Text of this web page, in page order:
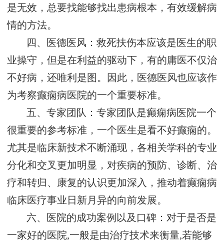
是无效，总要找能够找出患病根本，有效缓解病
情的方法。
四、医德医风：救死扶伤本应该是医生的职
业操守，但是在利益的驱动下，有的庸医不仅治
不好病，还唯利是图。因此，医德医风也应该作
为考察癫痫病医院的一个重要标准。
五、专家团队：专家团队是癫痫病医院一个
很重要的参考标准，一个医生是看不好癫痫的。
尤其是临床新技术不断涌现，各相关学科的专业
分化和交叉更加明显，对疾病的预防、诊断、治
疗和转归、康复的认识更加深入，推动着癫痫病
临床医疗事业日新月异的向前发展。
六、医院的成功案例以及口碑：对于是否是
一家好的医院,一般是由治疗技术来衡量,若能够